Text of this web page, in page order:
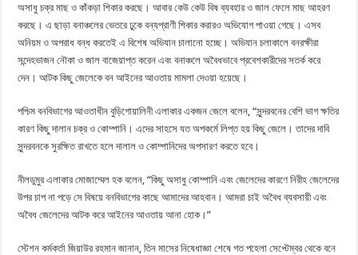
অসাধু চক্র মাছ ও কাঁকড়া শিকার করছে। আবার কেউ কেউ বিষ ব্যবহার ও জাল ফেলে মাছ আহরণ
করছে। এ ছাড়া বনাঞ্চলের ভেতরে ঢুকে বন্যপ্রাণী শিকার করারও অভিযোগ পাওয়া গেছে। এসব
অনিয়ম ও অপরাধ বন্ধ করতেই এ বিশেষ অভিযান চালানো হচ্ছে। অভিযান চলাকালে বনরক্ষীরা
সন্দেহভাজন নৌকা ও জাল বাজেয়াপ্ত করেন এবং বনাঞ্চলে অবৈধভাবে প্রবেশকারীদের সতর্ক করে
দেন। আটক কিছু জেলেকে বন আইনের আওতায় মামলা দেওয়া হয়েছে।
পশ্চিম বনবিভাগের আওতাধীন বুড়িগোয়ালিনী এলাকার একজন জেলে বলেন, “সুন্দরবনের বেশি ভাগ ক্ষতির
কারণ কিছু দালান চক্র ও কোম্পানি। এদের সাহসে যত অপকর্মে লিপ্ত হয় কিছু জেলে। তাদের দাবি
সুন্দরবনকে সুরক্ষিত রাখতে হলে দালাল ও কোম্পানিদের অপসারণ করতে হবে।
নীলডুমুর এলাকার মোজাম্মেল হক বলেন, “কিছু অসাধু কোম্পানি এবং জেলেদের কারণে নিরীহ জেলেদের
উপর চাপ না পড়ে সে বিষয়ে বনবিভাগের কাছে আমাদের আহবান। আমরা চাই অবৈধ ব্যবসায়ী এবং
অবৈধ জেলেদের আটক করে আইনের আওতায় আনা হোক।”
স্টেশন কর্মকর্তা জিয়াউর রহমান জানান, তিন মাসের নিষেধাজ্ঞা শেষে গত পহেলা সেপ্টেম্বর থেকে বনে